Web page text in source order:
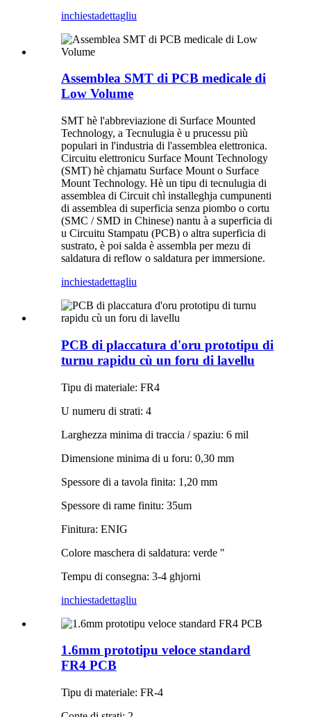
inchiestadettagliu
Assemblea SMT di PCB medicale di
Low Volume
SMT hè l'abbreviazione di Surface Mounted
Technology, a Tecnulugia è u prucessu più
populari in l'industria di l'assemblea elettronica.
Circuitu elettronicu Surface Mount Technology
(SMT) hè chjamatu Surface Mount o Surface
Mount Technology. Hè un tipu di tecnulugia di
assemblea di Circuit chì installeghja cumpunenti
di assemblea di superficia senza piombo o cortu
(SMC / SMD in Chinese) nantu à a superficia di
u Circuitu Stampatu (PCB) o altra superficia di
sustrato, è poi salda è assembla per mezu di
saldatura di reflow o saldatura per immersione.
inchiestadettagliu
PCB di placcatura d'oru prototipu di
turnu rapidu cù un foru di lavellu
Tipu di materiale: FR4
U numeru di strati: 4
Larghezza minima di traccia / spaziu: 6 mil
Dimensione minima di u foru: 0,30 mm
Spessore di a tavola finita: 1,20 mm
Spessore di rame finitu: 35um
Finitura: ENIG
Colore maschera di saldatura: verde "
Tempu di consegna: 3-4 ghjorni
inchiestadettagliu
1.6mm prototipu veloce standard
FR4 PCB
Tipu di materiale: FR-4